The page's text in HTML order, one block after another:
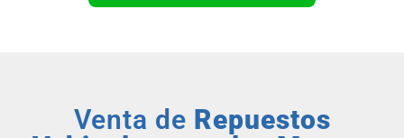
Venta de Repuestos